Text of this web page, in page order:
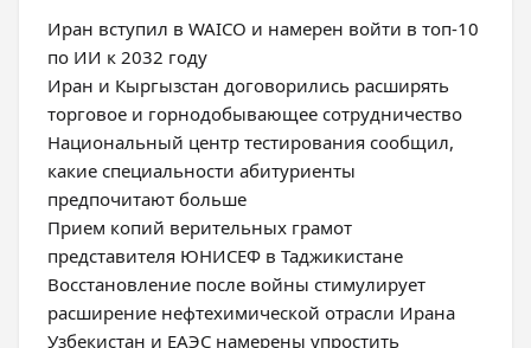
Иран вступил в WAICO и намерен войти в топ-10
по ИИ к 2032 году
Иран и Кыргызстан договорились расширять
торговое и горнодобывающее сотрудничество
Национальный центр тестирования сообщил,
какие специальности абитуриенты
предпочитают больше
Прием копий верительных грамот
представителя ЮНИСЕФ в Таджикистане
Восстановление после войны стимулирует
расширение нефтехимической отрасли Ирана
Узбекистан и ЕАЭС намерены упростить